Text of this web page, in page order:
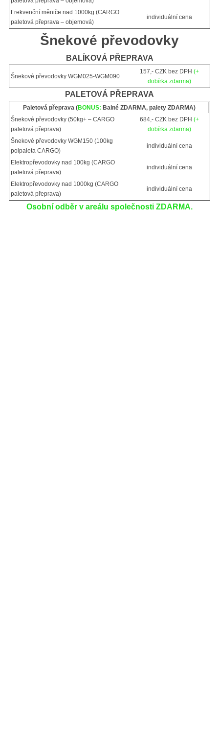
Frekvenční měniče nad 1000kg (CARGO
paletová přeprava – objemová)
individuální cena
Šnekové převodovky
BALÍKOVÁ PŘEPRAVA
Šnekové převodovky WGM025-WGM090
157,- CZK bez DPH (+
dobírka zdarma)
PALETOVÁ PŘEPRAVA
Paletová přeprava (BONUS: Balné ZDARMA, palety ZDARMA)
Šnekové převodovky (50kg+ – CARGO
paletová přeprava)
684,- CZK bez DPH (+
dobírka zdarma)
Šnekové převodovky WGM150 (100kg
polpaleta CARGO)
individuální cena
Elektropřevodovky nad 100kg (CARGO
paletová přeprava)
individuální cena
Elektropřevodovky nad 1000kg (CARGO
paletová přeprava)
individuální cena
Osobní odběr v areálu společnosti ZDARMA.